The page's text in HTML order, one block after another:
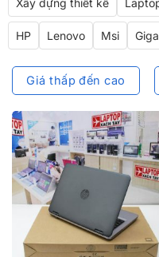
Xây dựng thiết kế
HP Lenovo Msi
Giá thấp đến cao